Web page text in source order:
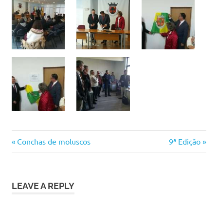
Navegação
artigos
Previous
Post:
Conchas de moluscos
Next
Post:
9ª Edição
LEAVE A REPLY